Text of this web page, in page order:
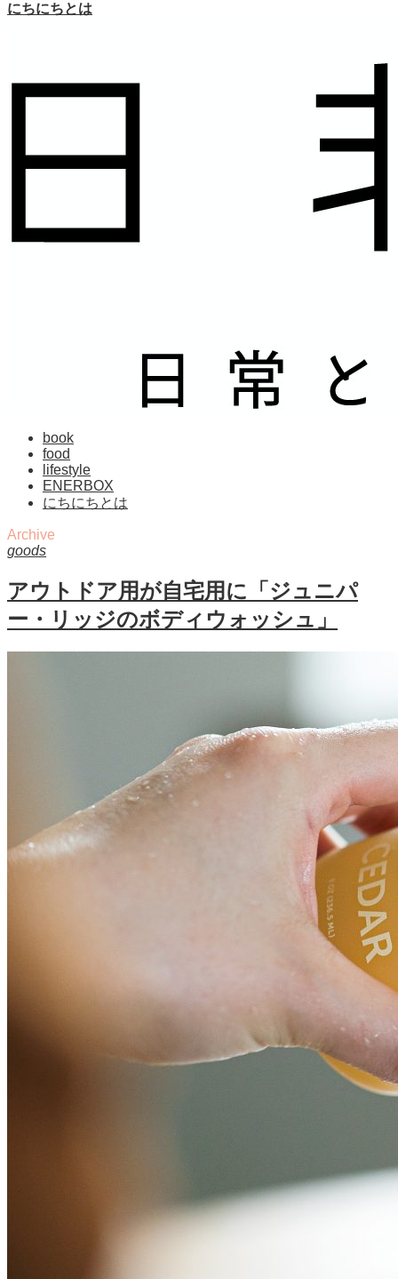
にちにちとは
book
food
lifestyle
ENERBOX
にちにちとは
Archive
goods
アウトドア用が自宅用に「ジュニパ
ー・リッジのボディウォッシュ」